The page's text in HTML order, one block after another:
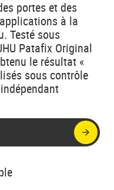
portes et des
à la
Testé sous
Patafix Original
le résultat «
sous contrôle